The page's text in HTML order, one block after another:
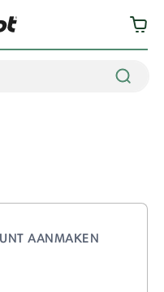
AANMAKEN